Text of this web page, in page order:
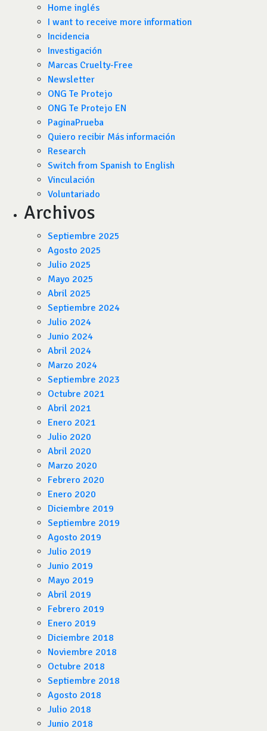
Home inglés
I want to receive more information
Incidencia
Investigación
Marcas Cruelty-Free
Newsletter
ONG Te Protejo
ONG Te Protejo EN
PaginaPrueba
Quiero recibir Más información
Research
Switch from Spanish to English
Vinculación
Voluntariado
Archivos
Septiembre 2025
Agosto 2025
Julio 2025
Mayo 2025
Abril 2025
Septiembre 2024
Julio 2024
Junio 2024
Abril 2024
Marzo 2024
Septiembre 2023
Octubre 2021
Abril 2021
Enero 2021
Julio 2020
Abril 2020
Marzo 2020
Febrero 2020
Enero 2020
Diciembre 2019
Septiembre 2019
Agosto 2019
Julio 2019
Junio 2019
Mayo 2019
Abril 2019
Febrero 2019
Enero 2019
Diciembre 2018
Noviembre 2018
Octubre 2018
Septiembre 2018
Agosto 2018
Julio 2018
Junio 2018